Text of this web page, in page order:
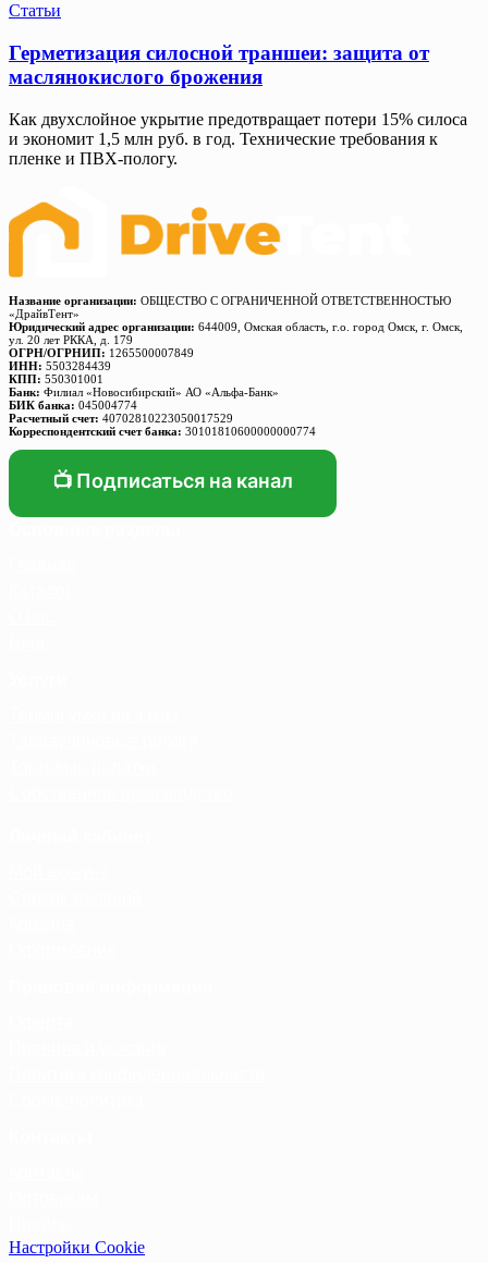
Статьи
Герметизация силосной траншеи: защита от
маслянокислого брожения
Как двухслойное укрытие предотвращает потери 15% силоса
и экономит 1,5 млн руб. в год. Технические требования к
пленке и ПВХ-пологу.
Название организации: ОБЩЕСТВО С ОГРАНИЧЕННОЙ ОТВЕТСТВЕННОСТЬЮ
«ДрайвТент»
Юридический адрес организации: 644009, Омская область, г.о. город Омск, г. Омск,
ул. 20 лет РККА, д. 179
ОГРН/ОГРНИП: 1265500007849
ИНН: 5503284439
КПП: 550301001
Банк: Филиал «Новосибирский» АО «Альфа-Банк»
БИК банка: 045004774
Расчетный счет: 40702810223050017529
Корреспондентский счет банка: 30101810600000000774
📺 Подписаться на канал
Настройки Cookie